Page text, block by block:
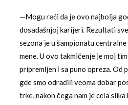
—Mogu reći da je ovo najbolja
dosadašnjoj karijeri. Rezultati
sezona je u šampionatu
mene. U ovo takmičenje je moj
pripremljen i sa puno opreza. Od
gde smo odradili veoma dobar
trke, nakon čega nam je cela